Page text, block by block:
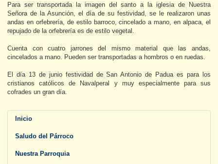
Para ser transportada la imagen del santo a la iglesia de Nuestra
Señora de la Asunción, el día de su festividad, se le realizaron unas
andas en orfebrería, de estilo barroco, cincelado a mano, en alpaca, el
repujado de la orfebrería es de estilo vegetal.
Cuenta con cuatro jarrones del mismo material que las andas,
cincelados a mano. Pueden ser transportadas a hombros o en ruedas.
El día 13 de junio festividad de San Antonio de Padua es para los
cristianos católicos de Navalperal y muy especialmente para sus
cofrades un gran día.
Inicio
Saludo del Párroco
Nuestra Parroquia